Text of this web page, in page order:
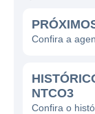
Confira a
NTCO3
Confira o